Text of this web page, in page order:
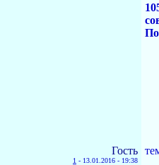
По
Гость
1 - 13.01.2016 - 19:38